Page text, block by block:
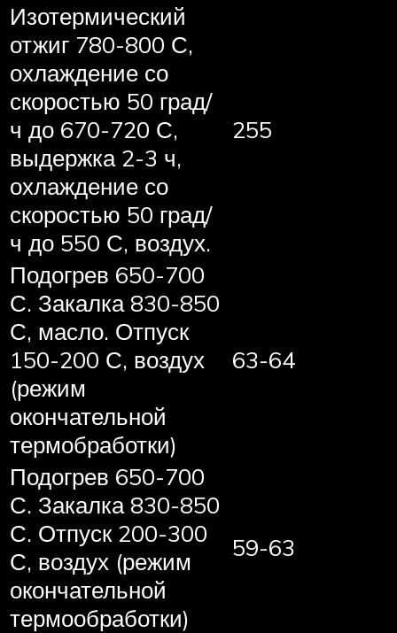
Изотермический
отжиг 780-800 С,
охлаждение со
скоростью 50 град/
ч до 670-720 С,
выдержка 2-3 ч,
охлаждение со
скоростью 50 град/
ч до 550 С, воздух.
255
Подогрев 650-700
С. Закалка 830-850
С, масло. Отпуск
150-200 С, воздух
(режим
окончательной
термобработки)
63-64
Подогрев 650-700
С. Закалка 830-850
С. Отпуск 200-300
С, воздух (режим
окончательной
термообработки)
59-63